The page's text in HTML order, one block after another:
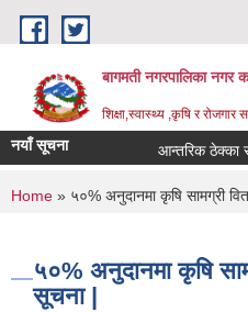
Skip to main content
बागमती नगरपालिका नगर
शिक्षा,स्वास्थ्य ,कृषि र रोजगार
नयाँ सूचना आन्तरिक ठेक्का
You are here
Home » ५०% अनुदानमा कृषि सामग्री
५०% अनुदानमा कृषि
सूचना |